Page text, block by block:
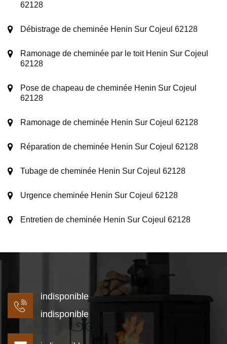
62128
Débistrage de cheminée Henin Sur Cojeul 62128
Ramonage de cheminée par le toit Henin Sur Cojeul
62128
Pose de chapeau de cheminée Henin Sur Cojeul
62128
Ramonage de cheminée Henin Sur Cojeul 62128
Réparation de cheminée Henin Sur Cojeul 62128
Tubage de cheminée Henin Sur Cojeul 62128
Urgence cheminée Henin Sur Cojeul 62128
Entretien de cheminée Henin Sur Cojeul 62128
indisponible
indisponible